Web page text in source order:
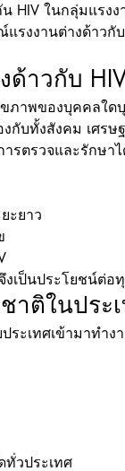
HIV ในกลุ่มแรง
งงานต่างด้าวกั
ด้าวกับ
ขภาพของบุคคลใด
กับทั้งสังคม เศร
รตรวจและรักษา
ะยาว
เป็นประโยชน์ต่อ
ติในประ
ระเทศเข้ามาทำง
ทั่วประเทศ